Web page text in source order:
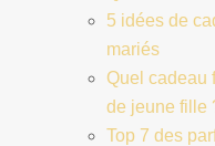
5 idées de
mariés
Quel cadeau
de jeune fille
Top 7 des